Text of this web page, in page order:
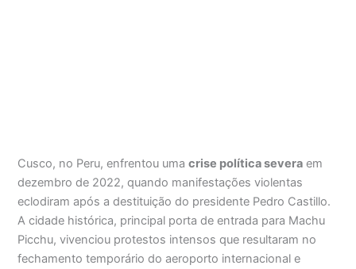
Cusco, no Peru, enfrentou umacrise política severa em
dezembro de 2022, quando manifestações violentas
eclodiram após a destituição do presidente Pedro Castillo.
A cidade histórica, principal porta de entrada para Machu
Picchu, vivenciou protestos intensos que resultaram no
fechamento temporário do aeroporto internacional e